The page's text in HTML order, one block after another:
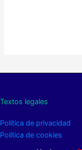
Textos legales
Política de privacidad
Política de cookies